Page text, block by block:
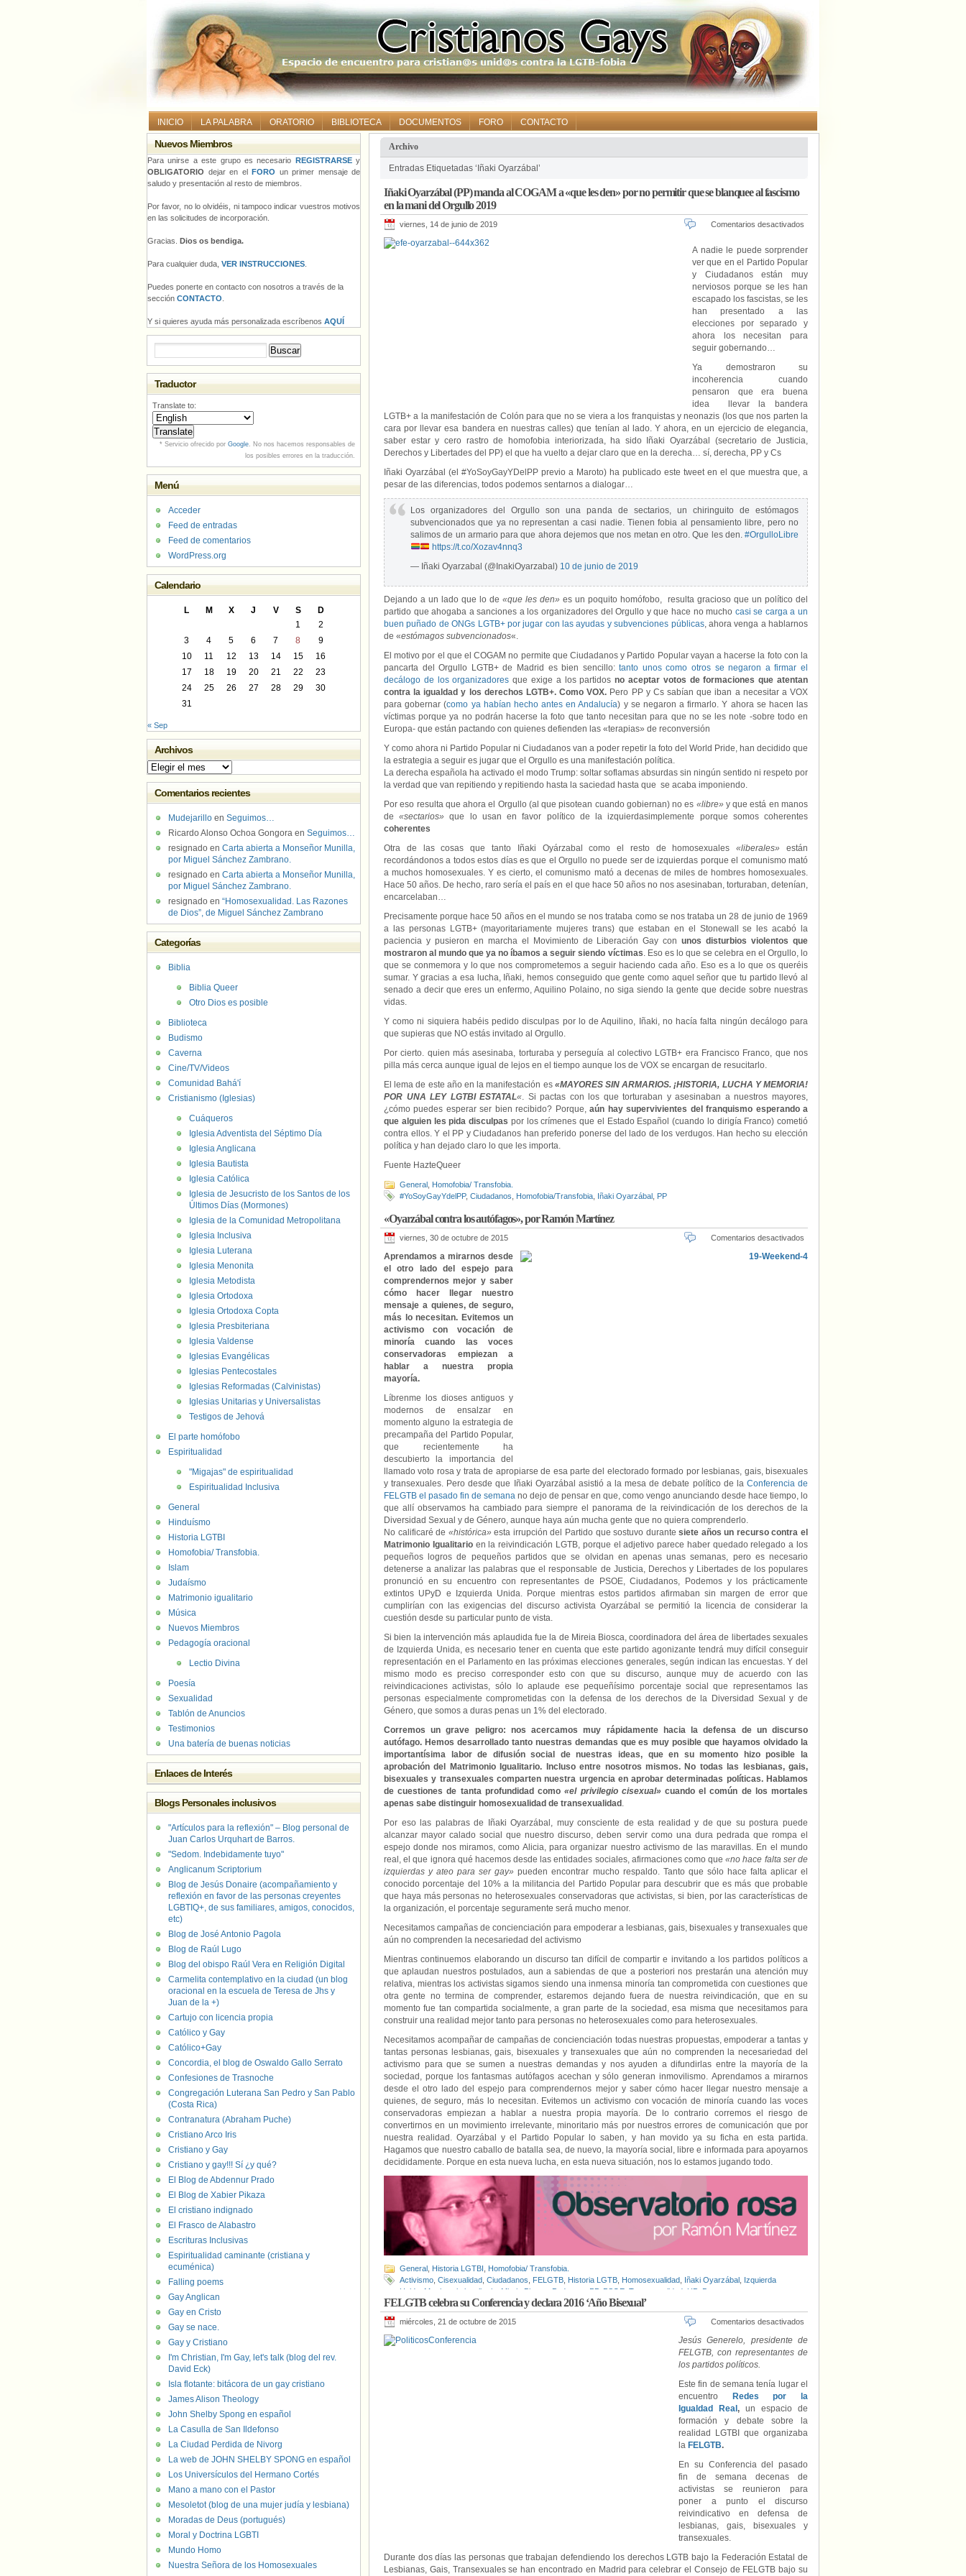
INICIO LA PALABRA ORATORIO BIBLIOTECA DOCUMENTOS FORO CONTACTO
Archivo
Entradas Etiquetadas ‘Iñaki Oyarzábal’
Iñaki Oyarzábal (PP) manda al COGAM a «que les den» por no permitir que se blanquee al fascismo
en la mani del Orgullo 2019
viernes, 14 de junio de 2019 Comentarios desactivados
A nadie le puede sorprender
ver que en el Partido Popular
y Ciudadanos están muy
nerviosos porque se les han
escapado los fascistas, se les
han presentado a las
elecciones por separado y
ahora los necesitan para
seguir gobernando…
Ya demostraron su
incoherencia cuando
pensaron que era buena
idea llevar la bandera
LGTB+ a la manifestación de Colón para que no se viera a los franquistas y neonazis (los que nos parten la
cara por llevar esa bandera en nuestras calles) que tenían al lado. Y ahora, en un ejercicio de elegancia,
saber estar y cero rastro de homofobia interiorizada, ha sido Iñaki Oyarzábal (secretario de Justicia,
Derechos y Libertades del PP) el que ha vuelto a dejar claro que en la derecha… sí, derecha, PP y Cs
Iñaki Oyarzábal (el #YoSoyGayYDelPP previo a Maroto) ha publicado este tweet en el que muestra que, a
pesar de las diferencias, todos podemos sentarnos a dialogar…
Los organizadores del Orgullo son una panda de sectarios, un chiringuito de estómagos
subvencionados que ya no representan a casi nadie. Tienen fobia al pensamiento libre, pero no
salimos de un armario para que ahora dejemos que nos metan en otro. Que les den. #OrgulloLibre
https://t.co/Xozav4nnq3
— Iñaki Oyarzabal (@InakiOyarzabal) 10 de junio de 2019
Dejando a un lado que lo de «que les den» es un poquito homófobo, resulta gracioso que un político del
partido que ahogaba a sanciones a los organizadores del Orgullo y que hace no mucho casi se carga a un
buen puñado de ONGs LGTB+ por jugar con las ayudas y subvenciones públicas, ahora venga a hablarnos
de «estómagos subvencionados«.
El motivo por el que el COGAM no permite que Ciudadanos y Partido Popular vayan a hacerse la foto con la
pancarta del Orgullo LGTB+ de Madrid es bien sencillo:tanto unos como otros se negaron a firmar el
decálogo de los organizadores que exige a los partidosno aceptar votos de formaciones que atentan
contra la igualdad y los derechos LGTB+. Como VOX. Pero PP y Cs sabían que iban a necesitar a VOX
para gobernar (como ya habían hecho antes en Andalucía) y se negaron a firmarlo. Y ahora se hacen las
víctimas porque ya no podrán hacerse la foto que tanto necesitan para que no se les note -sobre todo en
Europa- que están pactando con quienes defienden las «terapias» de reconversión
Y como ahora ni Partido Popular ni Ciudadanos van a poder repetir la foto del World Pride, han decidido que
la estrategia a seguir es jugar que el Orgullo es una manifestación política.
La derecha española ha activado el modo Trump: soltar soflamas absurdas sin ningún sentido ni respeto por
la verdad que van repitiendo y repitiendo hasta la saciedad hasta que se acaba imponiendo.
Por eso resulta que ahora el Orgullo (al que pisotean cuando gobiernan) no es «libre» y que está en manos
de«sectarios» que lo usan en favor político de la izquierdasimplemente porque somos coherentes
coherentes
Otra de las cosas que tanto Iñaki Oyárzabal como el resto de homosexuales«liberales» están
recordándonos a todos estos días es que el Orgullo no puede ser de izquierdas porque el comunismo mató
a muchos homosexuales. Y es cierto, el comunismo mató a decenas de miles de hombres homosexuales.
Hace 50 años. De hecho, raro sería el país en el que hace 50 años no nos asesinaban, torturaban, detenían,
encarcelaban…
Precisamente porque hace 50 años en el mundo se nos trataba como se nos trataba un 28 de junio de 1969
a las personas LGTB+ (mayoritariamente mujeres trans) que estaban en el Stonewall se les acabó la
paciencia y pusieron en marcha el Movimiento de Liberación Gay conunos disturbios violentos que
mostraron al mundo que ya no íbamos a seguir siendo víctimas. Eso es lo que se celebra en el Orgullo, lo
que se conmemora y lo que nos comprometemos a seguir haciendo cada año. Eso es a lo que os queréis
sumar. Y gracias a esa lucha, Iñaki, hemos conseguido que gente como aquel señor que tu partido llevó al
senado a decir que eres un enfermo, Aquilino Polaino, no siga siendo la gente que decide sobre nuestras
vidas.
Y como ni siquiera habéis pedido disculpas por lo de Aquilino, Iñaki, no hacía falta ningún decálogo para
que supieras que NO estás invitado al Orgullo.
Por cierto. quien más asesinaba, torturaba y perseguía al colectivo LGTB+ era Francisco Franco, que nos
pilla más cerca aunque igual de lejos en el tiempo aunque los de VOX se encargan de resucitarlo.
El lema de este año en la manifestación es «MAYORES SIN ARMARIOS. ¡HISTORIA, LUCHA Y MEMORIA!
POR UNA LEY LGTBI ESTATAL«. Si pactas con los que torturaban y asesinaban a nuestros mayores,
¿cómo puedes esperar ser bien recibido? Porque,aún hay supervivientes del franquismo esperando a
que alguien les pida disculpas por los crímenes que el Estado Español (cuando lo dirigía Franco) cometió
contra ellos. Y el PP y Ciudadanos han preferido ponerse del lado de los verdugos. Han hecho su elección
política y han dejado claro lo que les importa.
Fuente HazteQueer
General Homofobia/ Transfobia.
#YoSoyGayYdelPP, Ciudadanos Homofobia/Transfobia Iñaki Oyarzábal PP
«Oyarzábal contra los autófagos», por Ramón Martínez
viernes, 30 de octubre de 2015 Comentarios desactivados
Aprendamos a mirarnos desde
el otro lado del espejo para
comprendernos mejor y saber
cómo hacer llegar nuestro
mensaje a quienes, de seguro,
más lo necesitan. Evitemos un
activismo con vocación de
minoría cuando las voces
conservadoras empiezan a
hablar a nuestra propia
mayoría.
Líbrenme los dioses antiguos y
modernos de ensalzar en
momento alguno la estrategia de
precampaña del Partido Popular,
que recientemente ha
descubierto la importancia del
llamado voto rosa y trata de apropiarse de esa parte del electorado formado por lesbianas, gais, bisexuales
y transexuales. Pero desde que Iñaki Oyarzábal asistió a la mesa de debate político de la Conferencia de
FELGTB el pasado fin de semana no dejo de pensar en que, como vengo anunciando desde hace tiempo, lo
que allí observamos ha cambiado para siempre el panorama de la reivindicación de los derechos de la
Diversidad Sexual y de Género, aunque haya aún mucha gente que no quiera comprenderlo.
No calificaré de «histórica» esta irrupción del Partido que sostuvo durantesiete años un recurso contra el
Matrimonio Igualitarioen la reivindicación LGTB, porque el adjetivo parece haber quedado relegado a los
pequeños logros de pequeños partidos que se olvidan en apenas unas semanas, pero es necesario
detenerse a analizar las palabras que el responsable de Justicia, Derechos y Libertades de los populares
pronunció en su encuentro con representantes de PSOE, Ciudadanos, Podemos y los prácticamente
extintos UPyD e Izquierda Unida. Porque mientras estos partidos afirmaban sin margen de error que
cumplirían con las exigencias del discurso activista Oyarzábal se permitió la licencia de considerar la
cuestión desde su particular punto de vista.
Si bien la intervención más aplaudida fue la de Mireia Biosca, coordinadora del área de libertades sexuales
de Izquierda Unida, es necesario tener en cuenta que este partido agonizante tendrá muy difícil conseguir
representación en el Parlamento en las próximas elecciones generales, según indican las encuestas. Y del
mismo modo es preciso corresponder esto con que su discurso, aunque muy de acuerdo con las
reivindicaciones activistas, sólo lo aplaude ese pequeñísimo porcentaje social que representamos las
personas especialmente comprometidas con la defensa de los derechos de la Diversidad Sexual y de
Género, que somos a duras penas un 1% del electorado.
Corremos un grave peligro: nos acercamos muy rápidamente hacia la defensa de un discurso
autófago. Hemos desarrollado tanto nuestras demandas que es muy posible que hayamos olvidado la
importantísima labor de difusión social de nuestras ideas, que en su momento hizo posible la
aprobación del Matrimonio Igualitario. Incluso entre nosotros mismos. No todas las lesbianas, gais,
bisexuales y transexuales comparten nuestra urgencia en aprobar determinadas políticas. Hablamos
de cuestiones de tanta profundidad como«el privilegio cisexual»cuando el común de los mortales
apenas sabe distinguir homosexualidad de transexualidad .
Por eso las palabras de Iñaki Oyarzábal, muy consciente de esta realidad y de que su postura puede
alcanzar mayor calado social que nuestro discurso, deben servir como una dura pedrada que rompa el
espejo donde nos miramos, como Alicia, para organizar nuestro activismo de las maravillas. En el mundo
real, el que ignora qué hacemos desde las entidades sociales, afirmaciones como que «no hace falta ser de
izquierdas y ateo para ser gay» pueden encontrar mucho respaldo. Tanto que sólo hace falta aplicar el
conocido porcentaje del 10% a la militancia del Partido Popular para descubrir que es más que probable
que haya más personas no heterosexuales conservadoras que activistas, si bien, por las características de
la organización, el porcentaje seguramente será mucho menor.
Necesitamos campañas de concienciación para empoderar a lesbianas, gais, bisexuales y transexuales que
aún no comprenden la necesariedad del activismo
Mientras continuemos elaborando un discurso tan difícil de compartir e invitando a los partidos políticos a
que aplaudan nuestros postulados, aun a sabiendas de que a posteriori nos prestarán una atención muy
relativa, mientras los activistas sigamos siendo una inmensa minoría tan comprometida con cuestiones que
otra gente no termina de comprender, estaremos dejando fuera de nuestra reivindicación, que en su
momento fue tan compartida socialmente, a gran parte de la sociedad, esa misma que necesitamos para
construir una realidad mejor tanto para personas no heterosexuales como para heterosexuales.
Necesitamos acompañar de campañas de concienciación todas nuestras propuestas, empoderar a tantas y
tantas personas lesbianas, gais, bisexuales y transexuales que aún no comprenden la necesariedad del
activismo para que se sumen a nuestras demandas y nos ayuden a difundirlas entre la mayoría de la
sociedad, porque los fantasmas autófagos acechan y sólo generan inmovilismo. Aprendamos a mirarnos
desde el otro lado del espejo para comprendernos mejor y saber cómo hacer llegar nuestro mensaje a
quienes, de seguro, más lo necesitan. Evitemos un activismo con vocación de minoría cuando las voces
conservadoras empiezan a hablar a nuestra propia mayoría. De lo contrario corremos el riesgo de
convertirnos en un movimiento irrelevante, minoritario más por nuestros errores de comunicación que por
nuestra realidad. Oyarzábal y el Partido Popular lo saben, y han movido ya su ficha en esta partida.
Hagamos que nuestro caballo de batalla sea, de nuevo, la mayoría social, libre e informada para apoyarnos
decididamente. Porque en esta nueva lucha, en esta nueva situación, nos lo estamos jugando todo.
General Historia LGTBI
Homofobia/ Transfobia.
Activismo Cisexualidad Ciudadanos FELGTB Historia LGTB Homosexualidad Iñaki Oyarzábal Izquierda
Unida
Matrimonio igualitario Mireia Biosca Podemos PP PSOE Transexualidad UPyD
FELGTB celebra su Conferencia y declara 2016 ‘Año Bisexual’
miércoles, 21 de octubre de 2015 Comentarios desactivados
Jesús Generelo, presidente de
FELGTB, con representantes de
los partidos políticos.
Este fin de semana tenía lugar el
encuentro
Redes por la
Igualdad Real , un espacio de
formación y debate sobre la
realidad LGTBI que organizaba
la FELGTB.
En su Conferencia del pasado
fin de semana decenas de
activistas se reunieron para
poner a punto el discurso
reivindicativo en defensa de
lesbianas, gais, bisexuales y
transexuales.
Durante dos días las personas que trabajan defendiendo los derechos LGTB bajo la Federación Estatal de
Lesbianas, Gais, Transexuales se han encontrado en Madrid para celebrar el Consejo de FELGTB bajo su
Nuevos Miembros
Para unirse a este grupo es necesario REGISTRARSEy
OBLIGATORIO dejar en el FORO un primer mensaje de
saludo y presentación al resto de miembros.
Por favor, no lo olvidéis, ni tampoco indicar vuestros motivos
en las solicitudes de incorporación.
Gracias. Dios os bendiga.
Para cualquier duda, VER INSTRUCCIONES
Puedes ponerte en contacto con nosotros a través de la
sección CONTACTO
Y si quieres ayuda más personalizada escríbenos AQUÍ
Traductor
Translate to:
* Servicio ofrecido por Google. No nos hacemos responsables de
los posibles errores en la traducción.
Menú
Acceder
Feed de entradas
Feed de comentarios
WordPress.org
Calendario
L M X J V S
D
1
2
3
4 5 6 7 8
9
10
11 12 13 14 15
16
17
18 19 20 21 22
23
24
25 26 27 28 29
30
31
« Sep
Archivos
Archivos
Comentarios recientes
Mudejarillo en Seguimos…
Ricardo Alonso Ochoa Gongora en Seguimos…
resignado en Carta abierta a Monseñor Munilla,
por Miguel Sánchez Zambrano.
resignado en Carta abierta a Monseñor Munilla,
por Miguel Sánchez Zambrano.
resignado en “Homosexualidad. Las Razones
de Dios”, de Miguel Sánchez Zambrano
Categorías
Biblia
Biblia Queer
Otro Dios es posible
Biblioteca
Budismo
Caverna
Cine/TV/Videos
Comunidad Bahá'í
Cristianismo (Iglesias)
Cuáqueros
Iglesia Adventista del Séptimo Día
Iglesia Anglicana
Iglesia Bautista
Iglesia Católica
Iglesia de Jesucristo de los Santos de los
Últimos Días (Mormones)
Iglesia de la Comunidad Metropolitana
Iglesia Inclusiva
Iglesia Luterana
Iglesia Menonita
Iglesia Metodista
Iglesia Ortodoxa
Iglesia Ortodoxa Copta
Iglesia Presbiteriana
Iglesia Valdense
Iglesias Evangélicas
Iglesias Pentecostales
Iglesias Reformadas (Calvinistas)
Iglesias Unitarias y Universalistas
Testigos de Jehová
El parte homófobo
Espiritualidad
"Migajas" de espiritualidad
Espiritualidad Inclusiva
General
Hinduísmo
Historia LGTBI
Homofobia/ Transfobia.
Islam
Judaísmo
Matrimonio igualitario
Música
Nuevos Miembros
Pedagogía oracional
Lectio Divina
Poesía
Sexualidad
Tablón de Anuncios
Testimonios
Una batería de buenas noticias
Enlaces de Interés
Blogs Personales inclusivos
"Artículos para la reflexión" – Blog personal de
Juan Carlos Urquhart de Barros.
"Sedom. Indebidamente tuyo"
Anglicanum Scriptorium
Blog de Jesús Donaire (acompañamiento y
reflexión en favor de las personas creyentes
LGBTIQ+, de sus familiares, amigos, conocidos,
etc)
Blog de José Antonio Pagola
Blog de Raúl Lugo
Blog del obispo Raúl Vera en Religión Digital
Carmelita contemplativo en la ciudad (un blog
oracional en la escuela de Teresa de Jhs y
Juan de la +)
Cartujo con licencia propia
Católico y Gay
Católico+Gay
Concordia, el blog de Oswaldo Gallo Serrato
Confesiones de Trasnoche
Congregación Luterana San Pedro y San Pablo
(Costa Rica)
Contranatura (Abraham Puche)
Cristiano Arco Iris
Cristiano y Gay
Cristiano y gay!!! Sí ¿y qué?
El Blog de Abdennur Prado
El Blog de Xabier Pikaza
El cristiano indignado
El Frasco de Alabastro
Escrituras Inclusivas
Espiritualidad caminante (cristiana y
ecuménica)
Falling poems
Gay Anglican
Gay en Cristo
Gay se nace.
Gay y Cristiano
I'm Christian, I'm Gay, let's talk (blog del rev.
David Eck)
Isla flotante: bitácora de un gay cristiano
James Alison Theology
John Shelby Spong en español
La Casulla de San Ildefonso
La Ciudad Perdida de Nivorg
La web de JOHN SHELBY SPONG en español
Los Universículos del Hermano Cortés
Mano a mano con el Pastor
Mesoletot (blog de una mujer judía y lesbiana)
Moradas de Deus (portugués)
Moral y Doctrina LGBTI
Mundo Homo
Nuestra Señora de los Homosexuales